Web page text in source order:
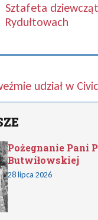
Sztafeta
Rydułtowach
udział w
Pożegnanie Pani
Butwiłowskiej
28 lipca 2026